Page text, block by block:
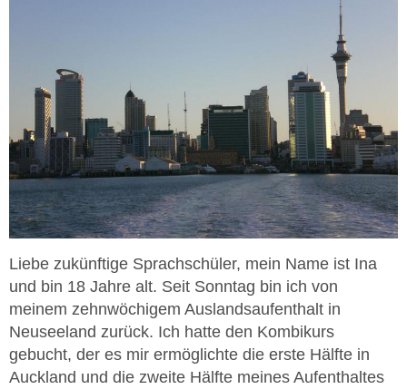
Liebe zukünftige Sprachschüler, mein Name ist Ina
und bin 18 Jahre alt. Seit Sonntag bin ich von
meinem zehnwöchigem Auslandsaufenthalt in
Neuseeland zurück. Ich hatte den Kombikurs
gebucht, der es mir ermöglichte die erste Hälfte in
Auckland und die zweite Hälfte meines Aufenthaltes